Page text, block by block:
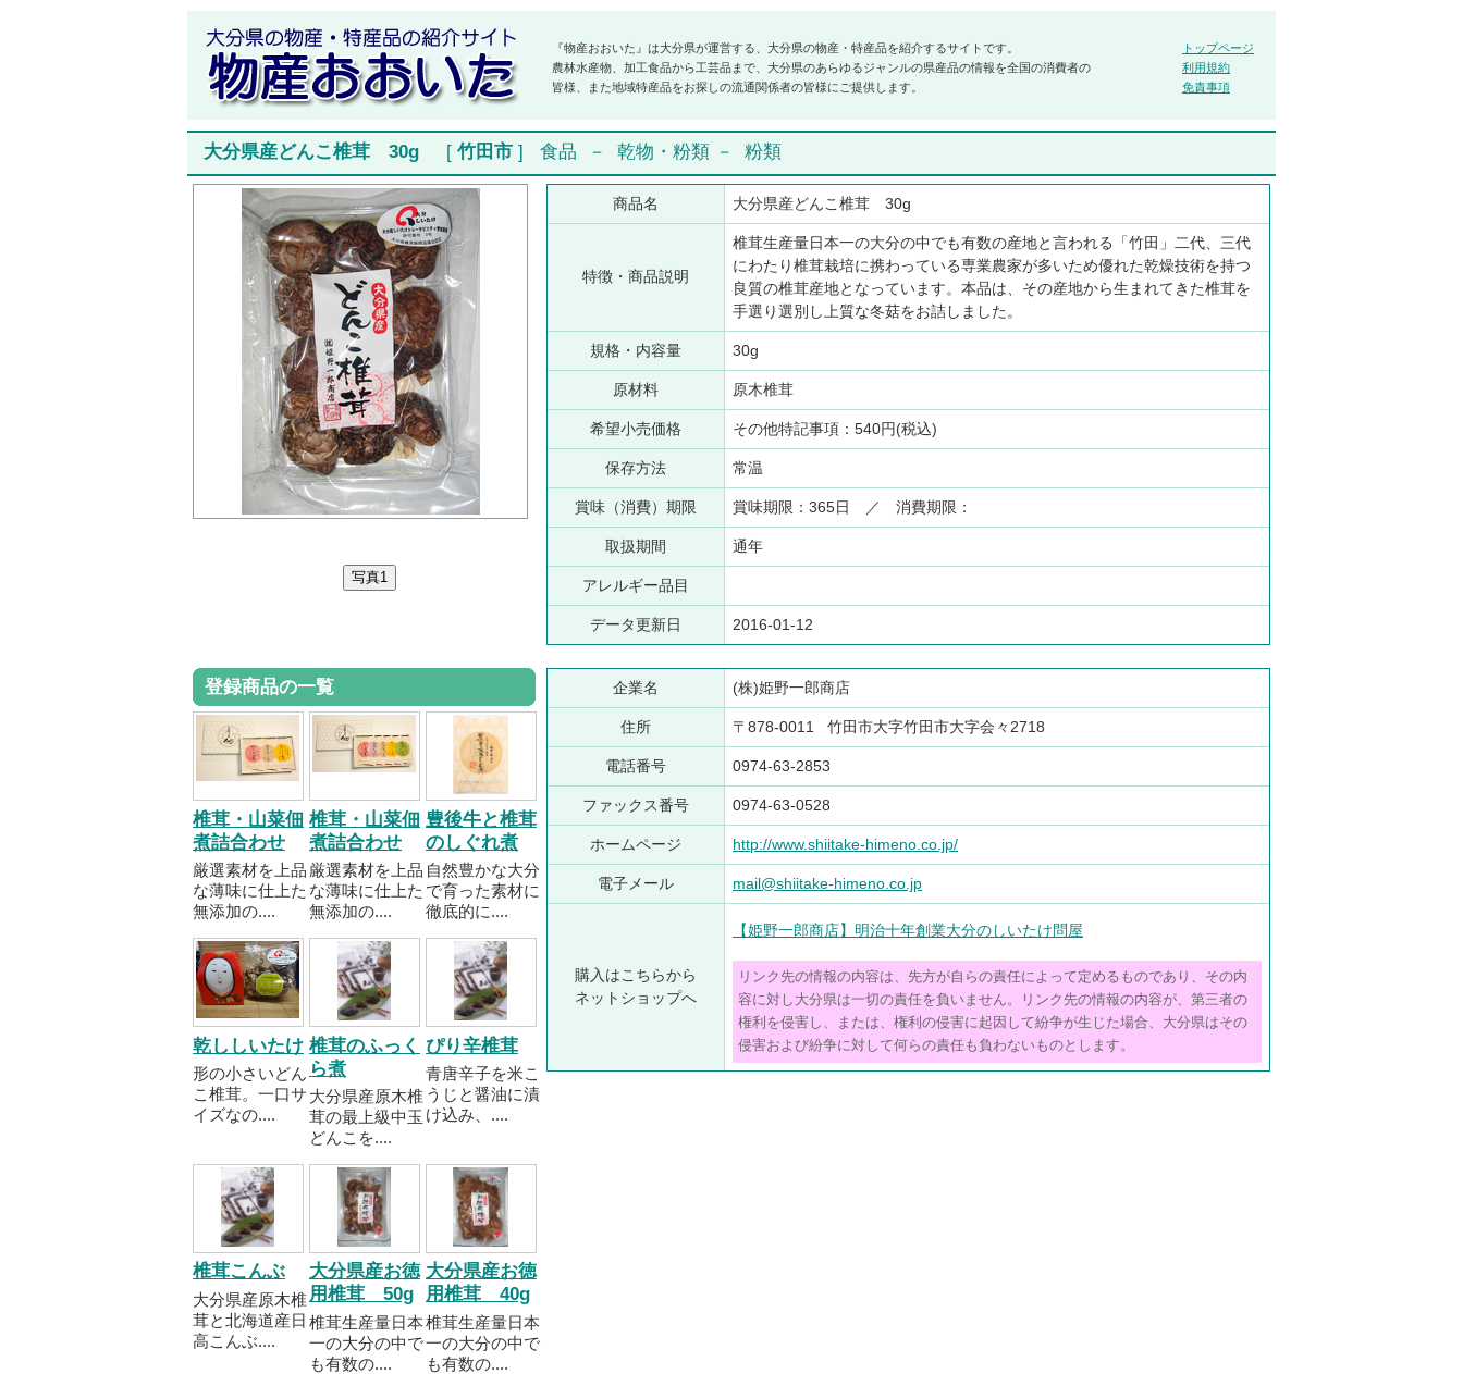
『物産おおいた』は大分県が運営する、大分県の物産・特産品を紹介するサイトです。
農林水産物、加工食品から工芸品まで、大分県のあらゆるジャンルの県産品の情報を全国の消費者の
皆様、また地域特産品をお探しの流通関係者の皆様にご提供します。
トップページ
利用規約
免責事項
大分県産どんこ椎茸 30g [ 竹田市 ] 食品 － 乾物・粉類 － 粉類
商品名 大分県産どんこ椎茸 30g
特徴・商品説明
椎茸生産量日本一の大分の中でも有数の産地と言われる「竹田」二代、三代
にわたり椎茸栽培に携わっている専業農家が多いため優れた乾燥技術を持つ
良質の椎茸産地となっています。本品は、その産地から生まれてきた椎茸を
手選り選別し上質な冬菇をお詰しました。
規格・内容量 30g
原材料 原木椎茸
希望小売価格 その他特記事項：540円(税込)
保存方法 常温
賞味（消費）期限 賞味期限：365日 ／ 消費期限：
取扱期間 通年
アレルギー品目
データ更新日 2016-01-12
登録商品の一覧
椎茸・山菜佃
煮詰合わせ
厳選素材を上品
な薄味に仕上た
無添加の....
椎茸・山菜佃
煮詰合わせ
厳選素材を上品
な薄味に仕上た
無添加の....
豊後牛と椎茸
のしぐれ煮
自然豊かな大分
で育った素材に
徹底的に....
乾ししいたけ
形の小さいどん
こ椎茸。一口サ
イズなの....
椎茸のふっく
ら煮
大分県産原木椎
茸の最上級中玉
どんこを....
ぴり辛椎茸
青唐辛子を米こ
うじと醤油に漬
け込み、....
椎茸こんぶ
大分県産原木椎
茸と北海道産日
高こんぶ....
大分県産お徳
用椎茸 50g
椎茸生産量日本
一の大分の中で
も有数の....
大分県産お徳
用椎茸 40g
椎茸生産量日本
一の大分の中で
も有数の....
企業名 (株)姫野一郎商店
住所 〒878-0011 竹田市大字竹田市大字会々2718
電話番号 0974-63-2853
ファックス番号 0974-63-0528
ホームページ http://www.shiitake-himeno.co.jp/
電子メール mail@shiitake-himeno.co.jp
購入はこちらから
ネットショップへ
【姫野一郎商店】明治十年創業大分のしいたけ問屋
リンク先の情報の内容は、先方が自らの責任によって定めるものであり、その内
容に対し大分県は一切の責任を負いません。リンク先の情報の内容が、第三者の
権利を侵害し、または、権利の侵害に起因して紛争が生じた場合、大分県はその
侵害および紛争に対して何らの責任も負わないものとします。